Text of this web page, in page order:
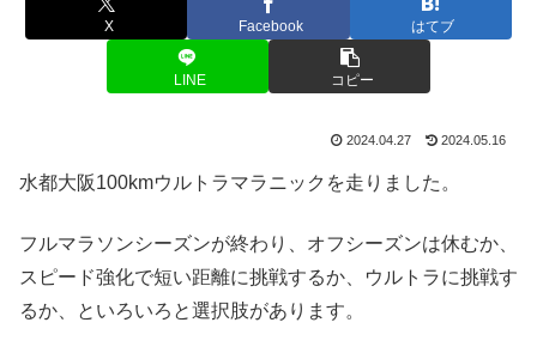
X Facebook はてブ
LINE コピー
2024.04.27 2024.05.16
水都大阪100kmウルトラマラニックを走りました。
フルマラソンシーズンが終わり、オフシーズンは休むか、
スピード強化で短い距離に挑戦するか、ウルトラに挑戦す
るか、といろいろと選択肢があります。